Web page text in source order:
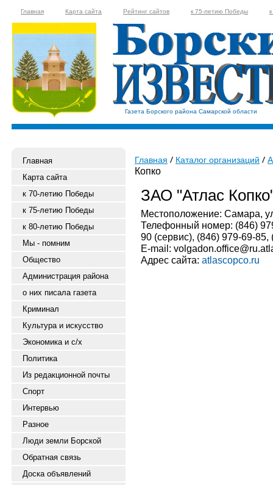
Главная Карта сайта Рейтинг сайтов к 75-летию Победы
Газета Борского района Самарской области
Главная
Карта сайта
к 70-летию Победы
к 75-летию Победы
к 80-летию Победы
Мы - помним
Общество
Администрация района
о них писала газета
Криминал
Культура и искусство
Экономика и с/х
Политика
Из редакционной почты
Спорт
Интервью
Разное
Люди земли Борской
Обратная связь
Доска объявлений
Главная Каталог организаций
Копко
ЗАО "Атлас
Местоположение: Самара,
Телефонный номер: (846)
90 (сервис), (846) 979-69-85,
E-mail:
Адрес сайта: atlascopco.ru